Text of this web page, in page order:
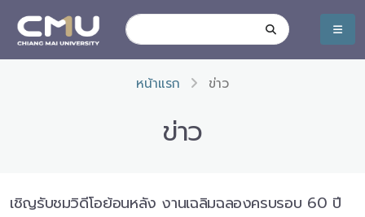
หน้าแรก ข่าว
ข่าว
เชิญรับชมวิดีโอย้อนหลัง งานเฉลิมฉลองครบรอบ 60 ปี